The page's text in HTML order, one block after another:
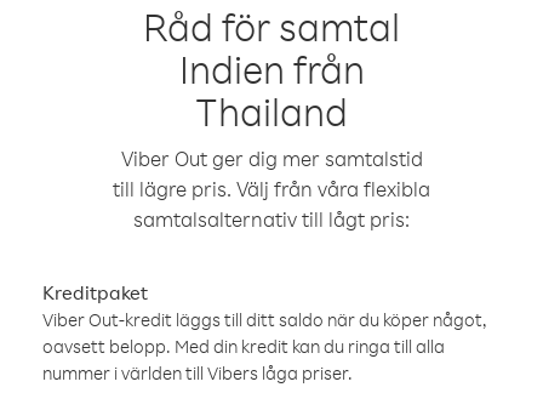
Råd för samtal
Indien från
Thailand
Viber Out ger dig mer samtalstid
till lägre pris. Välj från våra flexibla
samtalsalternativ till lågt pris:
Kreditpaket
Viber Out-kredit läggs till ditt saldo när du köper något,
oavsett belopp. Med din kredit kan du ringa till alla
nummer i världen till Vibers låga priser.